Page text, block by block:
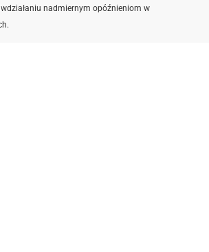
nadmiernym opóźnieniom w